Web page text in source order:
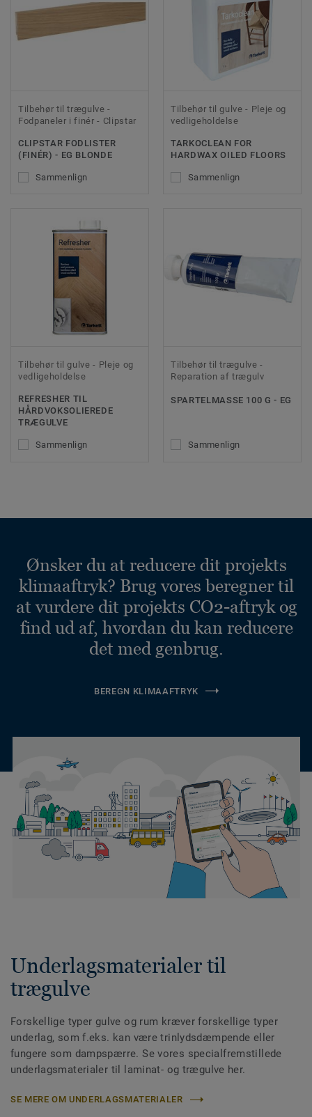
Tilbehør til trægulve -
Fodpaneler i finér - Clipstar
CLIPSTAR FODLISTER
(FINÉR) - EG BLONDE
Sammenlign
Tilbehør til gulve - Pleje og
vedligeholdelse
TARKOCLEAN FOR
HARDWAX OILED FLOORS
Sammenlign
Tilbehør til gulve - Pleje og
vedligeholdelse
REFRESHER TIL
HÅRDVOKSOLIEREDE
TRÆGULVE
Sammenlign
Tilbehør til trægulve -
Reparation af trægulv
SPARTELMASSE 100 G - EG
Sammenlign
Ønsker du at reducere dit projekts
klimaaftryk? Brug vores beregner til
at vurdere dit projekts CO2-aftryk og
find ud af, hvordan du kan reducere
det med genbrug.
BEREGN KLIMAAFTRYK
Underlagsmaterialer til
trægulve
Forskellige typer gulve og rum kræver forskellige typer
underlag, som f.eks. kan være trinlydsdæmpende eller
fungere som dampspærre. Se vores specialfremstillede
underlagsmaterialer til laminat- og trægulve her.
SE MERE OM UNDERLAGSMATERIALER